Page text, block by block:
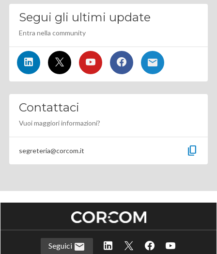
Segui gli ultimi update
Entra nella community
Contattaci
Vuoi maggiori informazioni?
segreteria@corcom.it content_copy
Seguici